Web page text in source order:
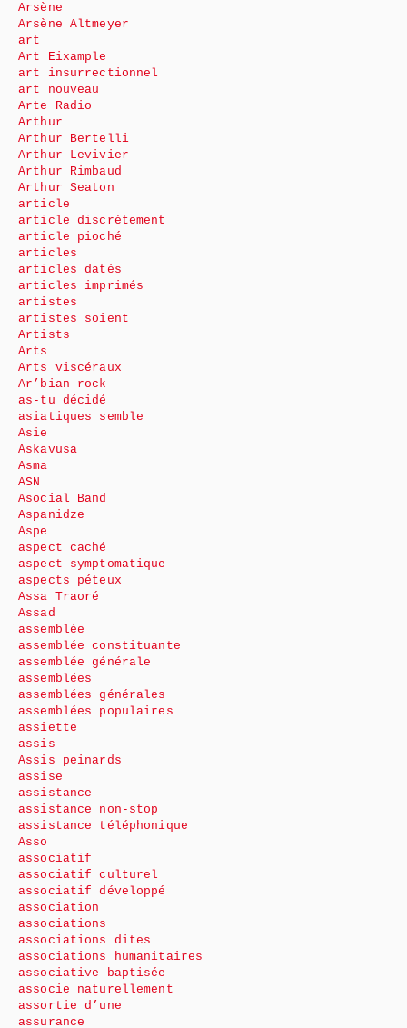
Arsène
Arsène Altmeyer
art
Art Eixample
art insurrectionnel
art nouveau
Arte Radio
Arthur
Arthur Bertelli
Arthur Levivier
Arthur Rimbaud
Arthur Seaton
article
article discrètement
article pioché
articles
articles datés
articles imprimés
artistes
artistes soient
Artists
Arts
Arts viscéraux
Ar’bian rock
as-tu décidé
asiatiques semble
Asie
Askavusa
Asma
ASN
Asocial Band
Aspanidze
Aspe
aspect caché
aspect symptomatique
aspects péteux
Assa Traoré
Assad
assemblée
assemblée constituante
assemblée générale
assemblées
assemblées générales
assemblées populaires
assiette
assis
Assis peinards
assise
assistance
assistance non-stop
assistance téléphonique
Asso
associatif
associatif culturel
associatif développé
association
associations
associations dites
associations humanitaires
associative baptisée
associe naturellement
assortie d’une
assurance